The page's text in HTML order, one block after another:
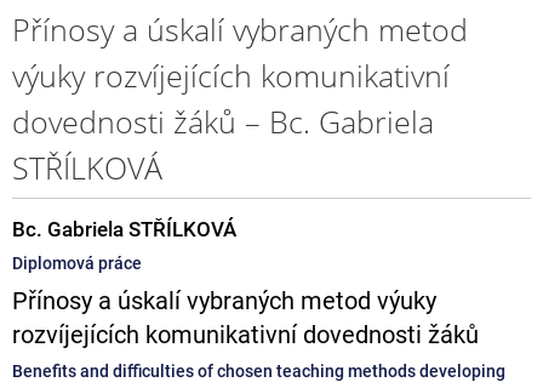
Přínosy a úskalí vybraných metod
výuky rozvíjejících komunikativní
dovednosti žáků – Bc. Gabriela
STŘÍLKOVÁ
Bc. Gabriela STŘÍLKOVÁ
Diplomová práce
Přínosy a úskalí vybraných metod výuky
rozvíjejících komunikativní dovednosti žáků
Benefits and difficulties of chosen teaching methods developing